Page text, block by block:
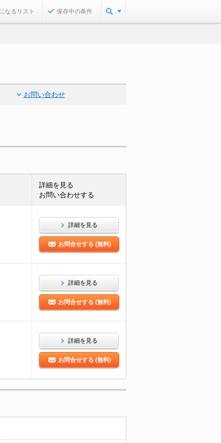
なるリスト 保存中の条件
お問い合わせ
詳細を見る
お問い合わせする
詳細を見る
お問合せする (無料)
詳細を見る
お問合せする (無料)
詳細を見る
お問合せする (無料)